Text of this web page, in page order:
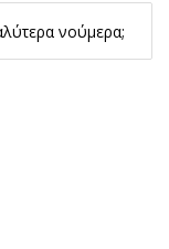
νούμερα;